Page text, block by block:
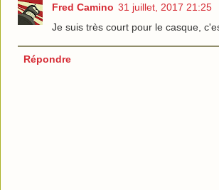
Fred Camino 31 juillet, 2017 21:25
Je suis très court pour le casque,
Répondre